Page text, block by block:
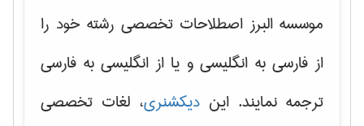
موسسه البرز اصطلاحات تخصصی رشته خود را
از فارسی به انگلیسی و یا از انگلیسی به فارسی
ترجمه نمایند. این دیکشنری، لغات تخصصی